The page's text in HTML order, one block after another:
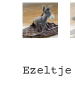
Ezeltje